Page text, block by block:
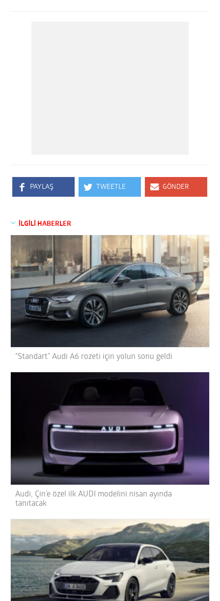
PAYLAŞ TWEETLE GÖNDER
İLGİLİ HABERLER
“Standart” Audi A6 rozeti için yolun sonu geldi
Audi, Çin’e özel ilk AUDI modelini nisan ayında
tanıtacak